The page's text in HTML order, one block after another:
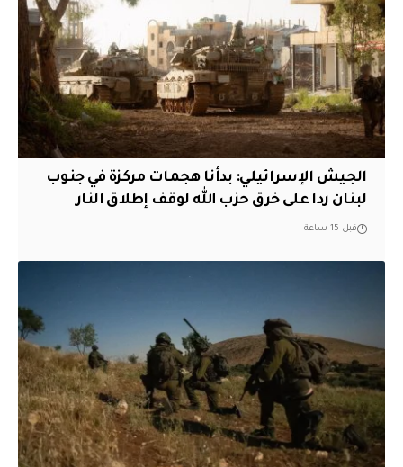
الجيش الإسرائيلي: بدأنا هجمات مركزة في جنوب
لبنان ردا على خرق حزب الله لوقف إطلاق النار
قبل 15 ساعة